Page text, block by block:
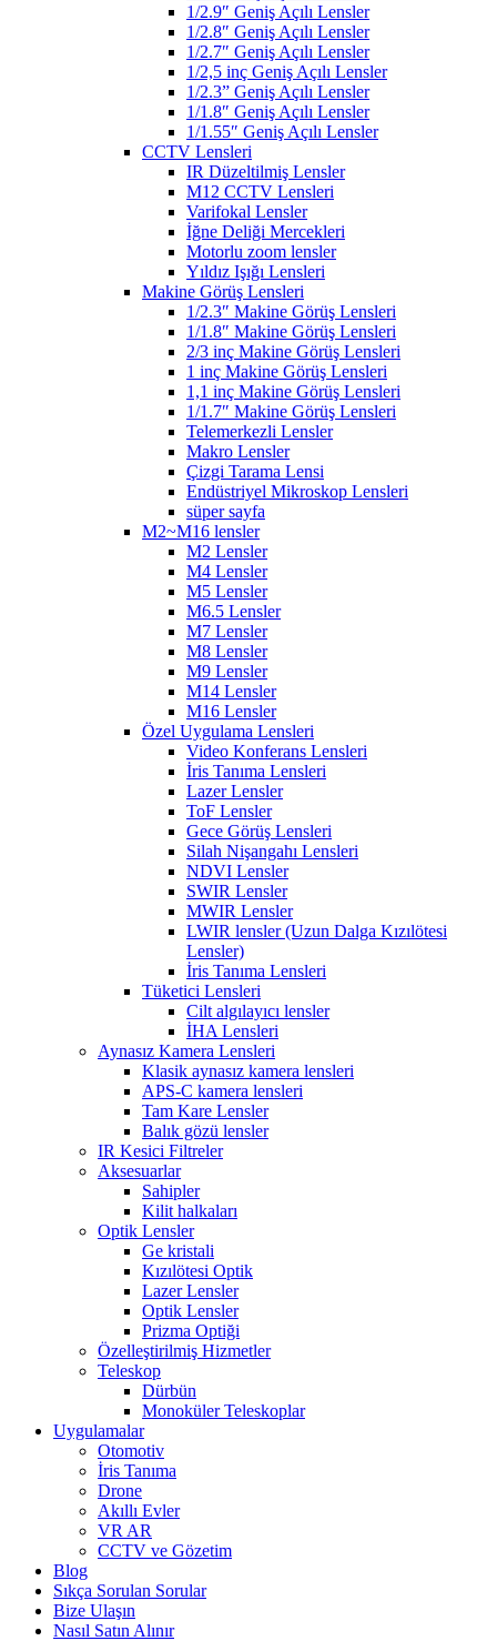
1/2.9″ Geniş Açılı Lensler
1/2.8″ Geniş Açılı Lensler
1/2.7″ Geniş Açılı Lensler
1/2,5 inç Geniş Açılı Lensler
1/2.3” Geniş Açılı Lensler
1/1.8″ Geniş Açılı Lensler
1/1.55″ Geniş Açılı Lensler
CCTV Lensleri
IR Düzeltilmiş Lensler
M12 CCTV Lensleri
Varifokal Lensler
İğne Deliği Mercekleri
Motorlu zoom lensler
Yıldız Işığı Lensleri
Makine Görüş Lensleri
1/2.3″ Makine Görüş Lensleri
1/1.8″ Makine Görüş Lensleri
2/3 inç Makine Görüş Lensleri
1 inç Makine Görüş Lensleri
1,1 inç Makine Görüş Lensleri
1/1.7″ Makine Görüş Lensleri
Telemerkezli Lensler
Makro Lensler
Çizgi Tarama Lensi
Endüstriyel Mikroskop Lensleri
süper sayfa
M2~M16 lensler
M2 Lensler
M4 Lensler
M5 Lensler
M6.5 Lensler
M7 Lensler
M8 Lensler
M9 Lensler
M14 Lensler
M16 Lensler
Özel Uygulama Lensleri
Video Konferans Lensleri
İris Tanıma Lensleri
Lazer Lensler
ToF Lensler
Gece Görüş Lensleri
Silah Nişangahı Lensleri
NDVI Lensler
SWIR Lensler
MWIR Lensler
LWIR lensler (Uzun Dalga Kızılötesi
Lensler)
İris Tanıma Lensleri
Tüketici Lensleri
Cilt algılayıcı lensler
İHA Lensleri
Aynasız Kamera Lensleri
Klasik aynasız kamera lensleri
APS-C kamera lensleri
Tam Kare Lensler
Balık gözü lensler
IR Kesici Filtreler
Aksesuarlar
Sahipler
Kilit halkaları
Optik Lensler
Ge kristali
Kızılötesi Optik
Lazer Lensler
Optik Lensler
Prizma Optiği
Özelleştirilmiş Hizmetler
Teleskop
Dürbün
Monoküler Teleskoplar
Uygulamalar
Otomotiv
İris Tanıma
Drone
Akıllı Evler
VR AR
CCTV ve Gözetim
Blog
Sıkça Sorulan Sorular
Bize Ulaşın
Nasıl Satın Alınır